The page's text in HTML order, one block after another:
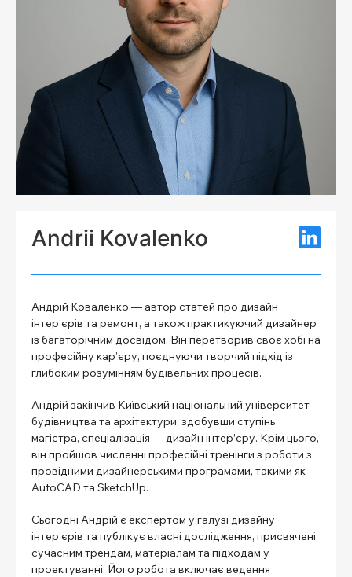
Andrii Kovalenko
Андрій Коваленко — автор статей про дизайн
інтер’єрів та ремонт, а також практикуючий дизайнер
із багаторічним досвідом. Він перетворив своє хобі на
професійну кар’єру, поєднуючи творчий підхід із
глибоким розумінням будівельних процесів.
Андрій закінчив Київський національний університет
будівництва та архітектури, здобувши ступінь
магістра, спеціалізація — дизайн інтер’єру. Крім цього,
він пройшов численні професійні тренінги з роботи з
провідними дизайнерськими програмами, такими як
AutoCAD та SketchUp.
Сьогодні Андрій є експертом у галузі дизайну
інтер’єрів та публікує власні дослідження, присвячені
сучасним трендам, матеріалам та підходам у
проектуванні. Його робота включає ведення